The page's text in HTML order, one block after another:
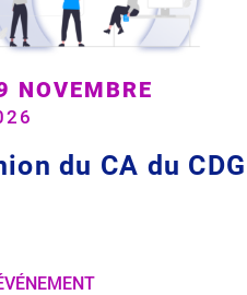
NOVEMBRE
du CA du CDG